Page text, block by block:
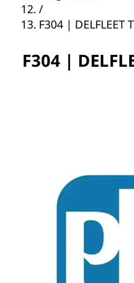
/
F304 | DELFLEET
F304 |